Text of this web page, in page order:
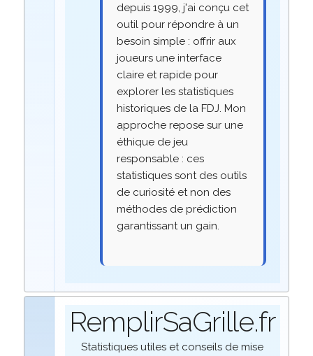
depuis 1999, j'ai conçu cet
outil pour répondre à un
besoin simple : offrir aux
joueurs une interface
claire et rapide pour
explorer les statistiques
historiques de la FDJ. Mon
approche repose sur une
éthique de jeu
responsable : ces
statistiques sont des outils
de curiosité et non des
méthodes de prédiction
garantissant un gain.
RemplirSaGrille.fr
Statistiques utiles et conseils de mise